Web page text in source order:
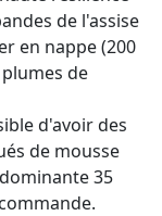
de l'assise
en nappe (200
de
d'avoir des
de mousse
35